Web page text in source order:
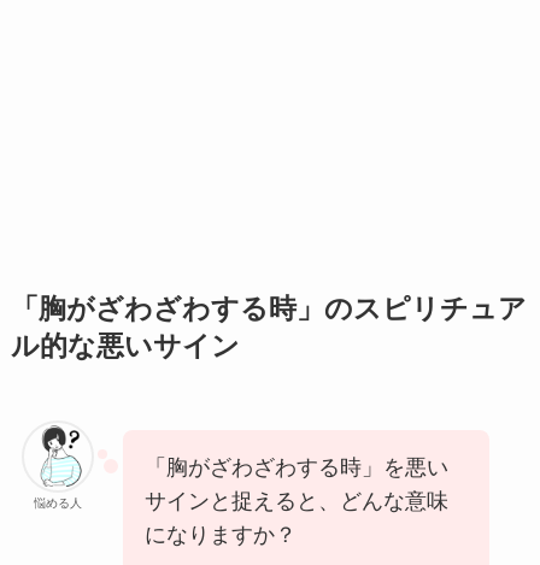
「胸がざわざわする時」のスピリチュア
ル的な悪いサイン
悩める人
「胸がざわざわする時」を悪い
サインと捉えると、どんな意味
になりますか？